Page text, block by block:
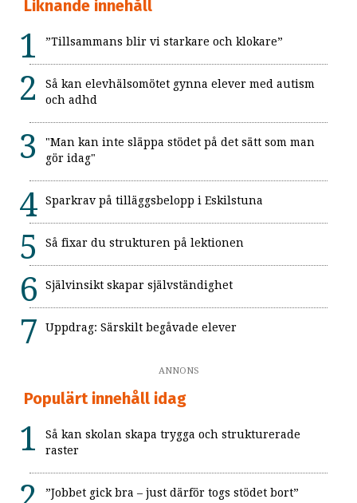
Liknande innehåll
”Tillsammans blir vi starkare och klokare”
Så kan elevhälsomötet gynna elever med autism
och adhd
"Man kan inte släppa stödet på det sätt som man
gör idag"
Sparkrav på tilläggsbelopp i Eskilstuna
Så fixar du strukturen på lektionen
Självinsikt skapar självständighet
Uppdrag: Särskilt begåvade elever
ANNONS
Populärt innehåll idag
Så kan skolan skapa trygga och strukturerade
raster
”Jobbet gick bra – just därför togs stödet bort”